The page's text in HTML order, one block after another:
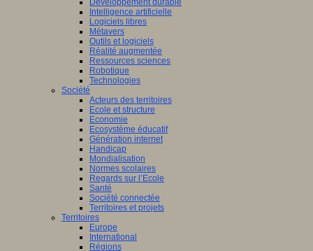
Développement durable
Intelligence artificielle
Logiciels libres
Métavers
Outils et logiciels
Réalité augmentée
Ressources sciences
Robotique
Technologies
Société
Acteurs des territoires
Ecole et structure
Economie
Ecosystème éducatif
Génération internet
Handicap
Mondialisation
Normes scolaires
Regards sur l’Ecole
Santé
Société connectée
Territoires et projets
Territoires
Europe
International
Régions